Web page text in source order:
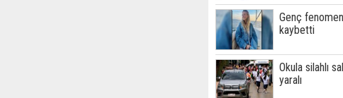
Genç fenomen
kaybetti
Okula silahlı
yaralı